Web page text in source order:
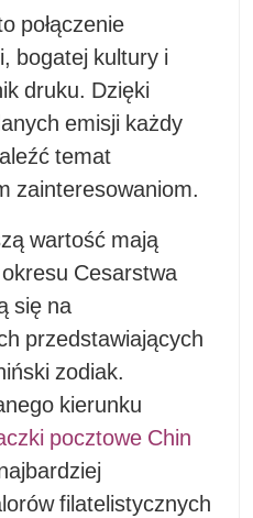
połączenie
bogatej kultury i
druku. Dzięki
emisji każdy
temat
zainteresowaniom.
wartość mają
Cesarstwa
się na
przedstawiających
zodiak.
kierunku
pocztowe Chin
filatelistycznych